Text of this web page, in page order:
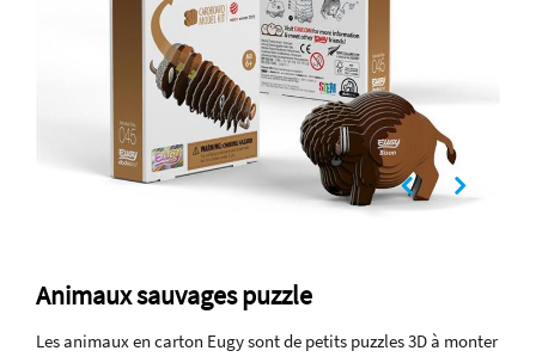
Animaux sauvages puzzle
Les animaux en carton Eugy sont de petits puzzles 3D à monter